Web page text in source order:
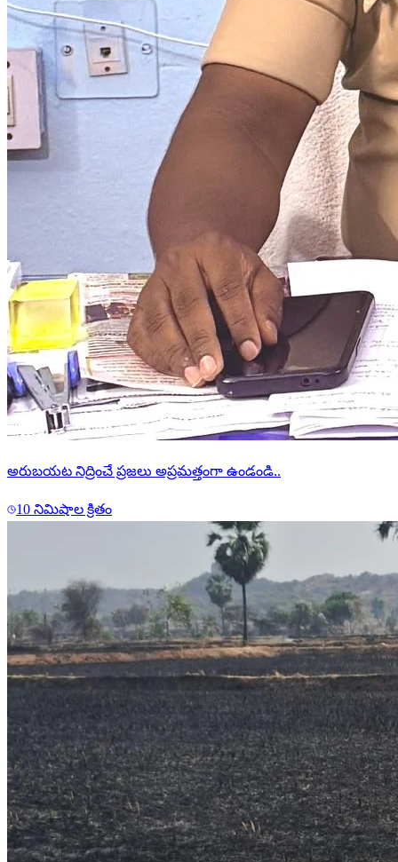
అరుబయట నిద్రించే ప్రజలు అప్రమత్తంగా ఉండండి..
10 నిమిషాల క్రితం